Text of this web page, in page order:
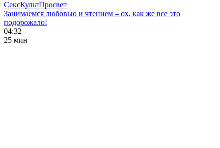
СексКультПросвет
Занимаемся любовью и чтением – ох, как же все это
подорожало!
04:32
25 мин